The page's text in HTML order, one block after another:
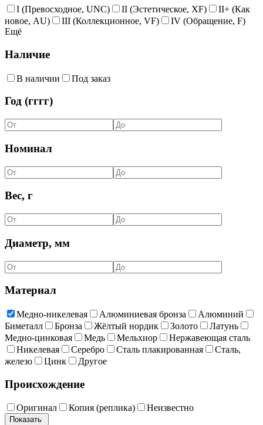
I (Превосходное, UNC) II (Эстетическое, XF)
II+ (Как
новое, AU)
III (Коллекционное, VF)
IV (Обращение, F)
Ещё
Наличие
В наличии Под заказ
Год (гггг)
Номинал
Вес, г
Диаметр, мм
Материал
Медно-никелевая Алюминиевая бронза
Алюминий
Биметалл
Бронза Жёлтый нордик Золото
Латунь
Медно-цинковая
Медь Мельхиор
Нержавеющая сталь
Никелевая
Серебро Сталь плакированная
Сталь,
железо
Цинк Другое
Происхождение
Оригинал Копия (реплика) Неизвестно